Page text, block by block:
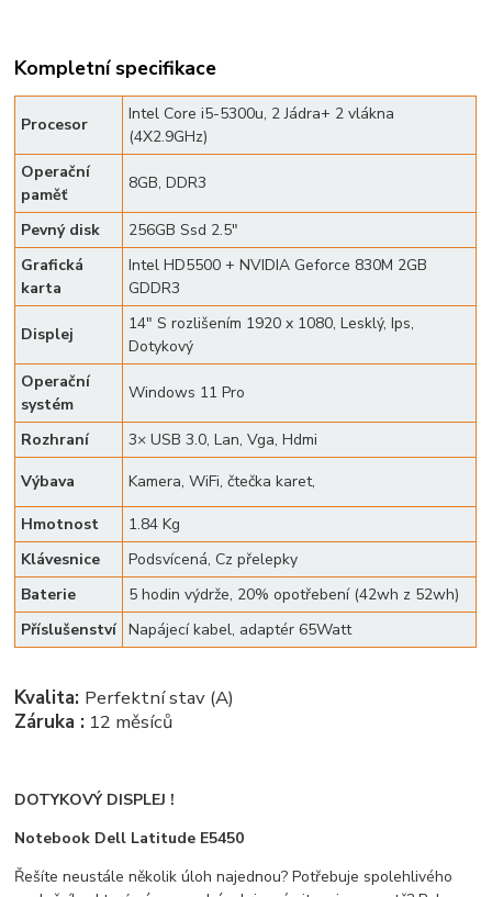
Kompletní specifikace
Procesor
Intel Core i5-5300u, 2 Jádra+ 2 vlákna
(4X2.9GHz)
Operační
paměť
8GB, DDR3
Pevný disk
256GB Ssd 2.5"
Grafická
karta
Intel HD5500 + NVIDIA Geforce 830M 2GB
GDDR3
Displej
14" S rozlišením 1920 x 1080, Lesklý, Ips,
Dotykový
Operační
systém
Windows 11 Pro
Rozhraní
3× USB 3.0, Lan, Vga, Hdmi
Výbava
Kamera, WiFi, čtečka karet,
Hmotnost
1.84 Kg
Klávesnice
Podsvícená, Cz přelepky
Baterie
5 hodin výdrže, 20% opotřebení (42wh z 52wh)
Příslušenství Napájecí kabel, adaptér 65Watt
Kvalita: Perfektní stav (A)
Záruka : 12 měsíců
DOTYKOVÝ DISPLEJ !
Notebook Dell Latitude E5450
Řešíte neustále několik úloh najednou? Potřebuje spolehlivého